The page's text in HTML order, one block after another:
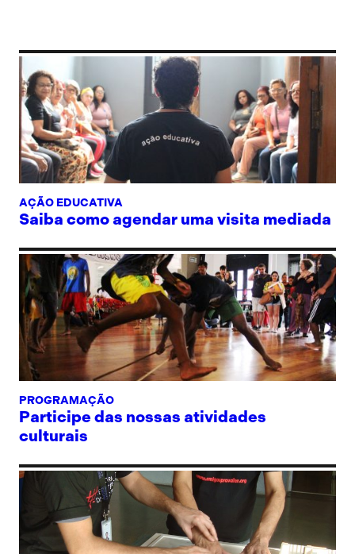
AÇÃO EDUCATIVA
Saiba como agendar uma visita mediada
PROGRAMAÇÃO
Participe das nossas atividades
culturais